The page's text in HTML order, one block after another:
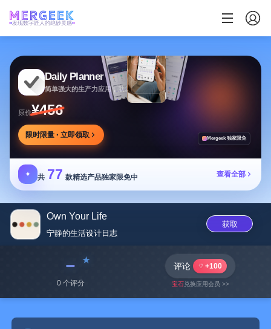
发现数字匠人的绝妙灵感
Daily Planner
简单强大的生产力应用，助您安排任务专注目标
原价¥456
限时限量 · 立即领取 Mergeek 独家限免
✦ 共 77 款精选产品独家限免中 查看全部
Own Your Life
宁静的生活设计日志
获取
﹣
0 个评分
评论 +100
宝石兑换应用会员 >>